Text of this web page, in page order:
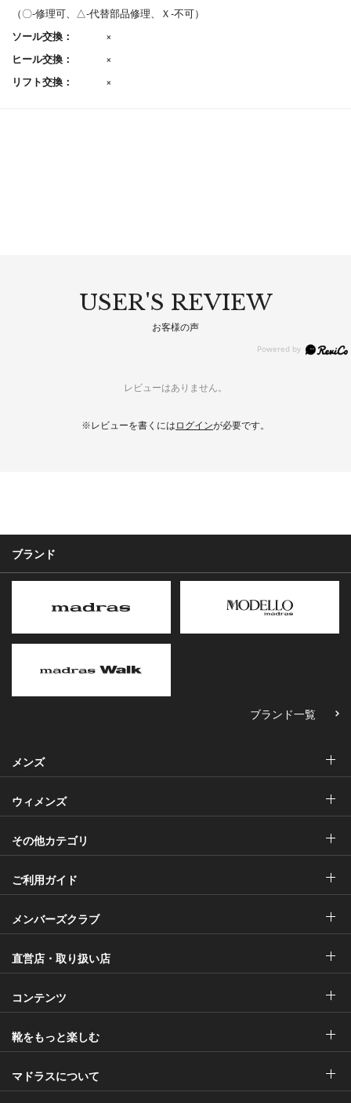
（〇-修理可、△-代替部品修理、Ｘ-不可）
ソール交換：
×
ヒール交換：
×
リフト交換：
×
USER'S REVIEW
お客様の声
レビューはありません。
※レビューを書くには ログインが必要です。
ブランド
ブランド一覧
メンズ
ウィメンズ
その他カテゴリ
ご利用ガイド
メンバーズクラブ
直営店・取り扱い店
コンテンツ
靴をもっと楽しむ
マドラスについて